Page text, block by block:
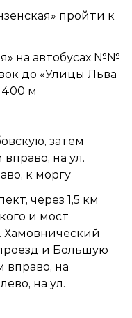
пройти к
на автобусах №№
до «Улицы Льва
400 м
затем
вправо, на ул.
к моргу
через 1,5 км
и мост
Хамовнический
и Большую
вправо, на
на ул.